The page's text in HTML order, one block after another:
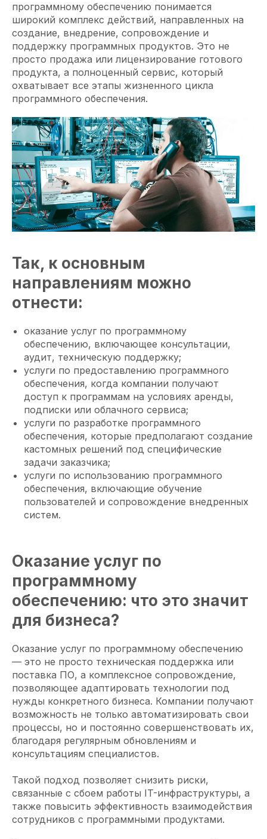
программному обеспечению понимается
широкий комплекс действий, направленных на
создание, внедрение, сопровождение и
поддержку программных продуктов. Это не
просто продажа или лицензирование готового
продукта, а полноценный сервис, который
охватывает все этапы жизненного цикла
программного обеспечения.
Так, к основным
направлениям можно
отнести:
оказание услуг по программному
обеспечению, включающее консультации,
аудит, техническую поддержку;
услуги по предоставлению программного
обеспечения, когда компании получают
доступ к программам на условиях аренды,
подписки или облачного сервиса;
услуги по разработке программного
обеспечения, которые предполагают создание
кастомных решений под специфические
задачи заказчика;
услуги по использованию программного
обеспечения, включающие обучение
пользователей и сопровождение внедренных
систем.
Оказание услуг по
программному
обеспечению: что это значит
для бизнеса?
Оказание услуг по программному обеспечению
— это не просто техническая поддержка или
поставка ПО, а комплексное сопровождение,
позволяющее адаптировать технологии под
нужды конкретного бизнеса. Компании получают
возможность не только автоматизировать свои
процессы, но и постоянно совершенствовать их,
благодаря регулярным обновлениям и
консультациям специалистов.
Такой подход позволяет снизить риски,
связанные с сбоем работы IT-инфраструктуры, а
также повысить эффективность взаимодействия
сотрудников с программными продуктами.